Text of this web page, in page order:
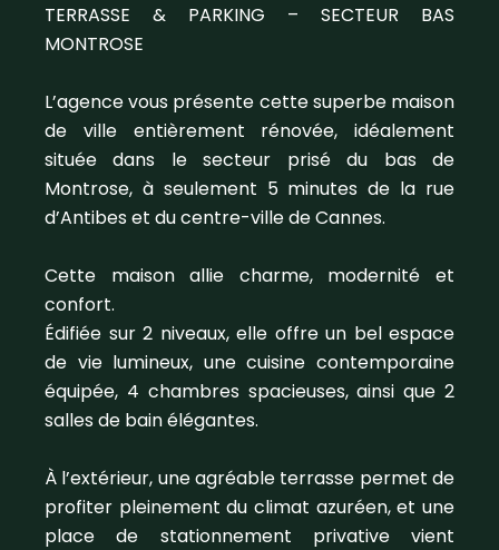
TERRASSE & PARKING – SECTEUR BAS
MONTROSE
L’agence vous présente cette superbe maison
de ville entièrement rénovée, idéalement
située dans le secteur prisé du bas de
Montrose, à seulement 5 minutes de la rue
d’Antibes et du centre-ville de Cannes.
Cette maison allie charme, modernité et
confort.
Édifiée sur 2 niveaux, elle offre un bel espace
de vie lumineux, une cuisine contemporaine
équipée, 4 chambres spacieuses, ainsi que 2
salles de bain élégantes.
À l’extérieur, une agréable terrasse permet de
profiter pleinement du climat azuréen, et une
place de stationnement privative vient